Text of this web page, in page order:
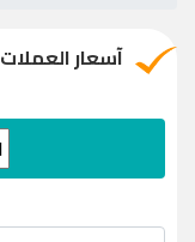
آسعار العملات